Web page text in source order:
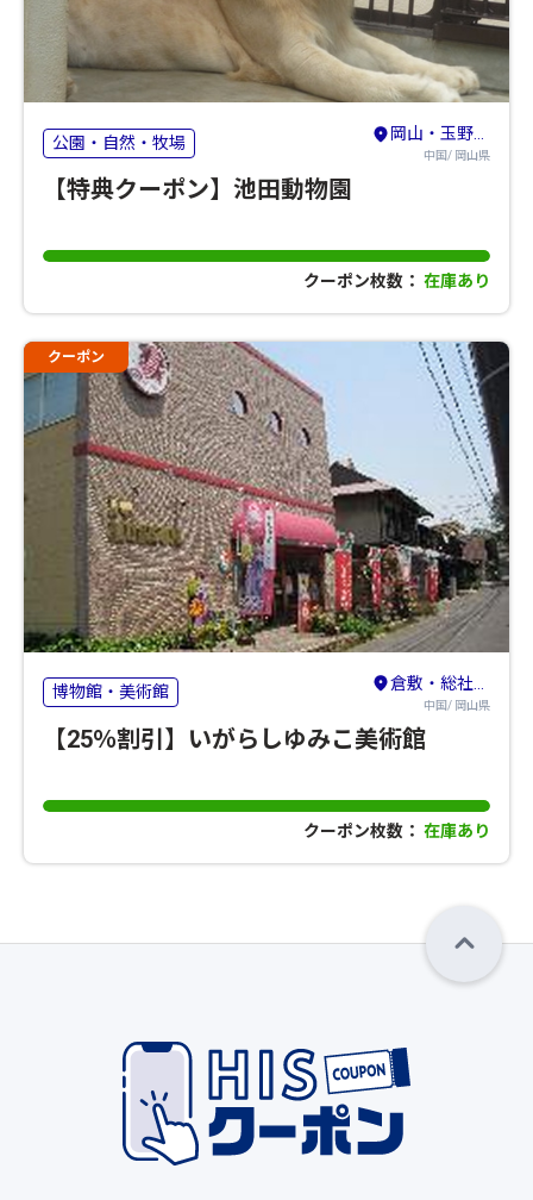
公園・自然・牧場 岡山・玉野・牛窓
中国/ 岡山県
【特典クーポン】池田動物園
クーポン枚数： 在庫あり
クーポン
博物館・美術館 倉敷・総社・笠岡
中国/ 岡山県
【25％割引】いがらしゆみこ美術館
クーポン枚数： 在庫あり